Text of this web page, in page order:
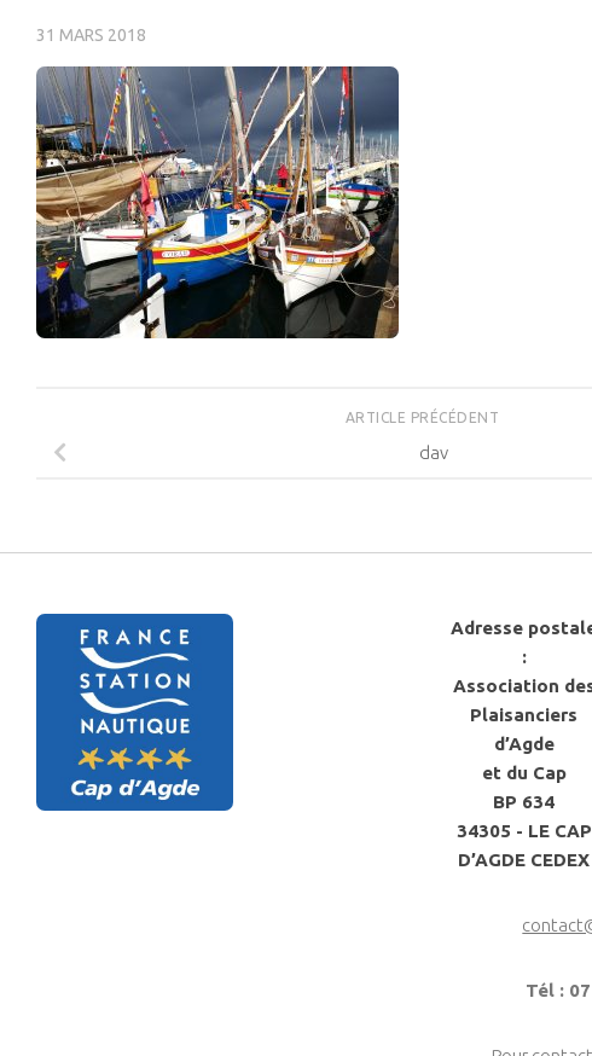
31 MARS 2018
ARTICLE PRÉCÉDENT
dav
Adresse
:
Association
Plaisanciers
d’Agde
et du Cap
BP 634
34305 - LE CAP
D’AGDE CEDEX
Tél :